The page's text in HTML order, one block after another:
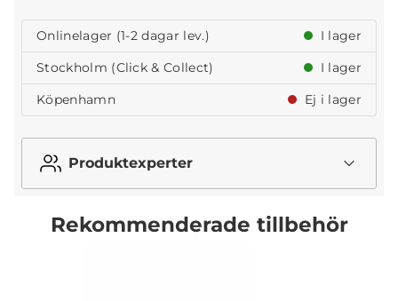
Onlinelager (1-2 dagar lev.)
I lager
Stockholm (Click & Collect)
I lager
Köpenhamn
Ej i lager
Produktexperter
Rekommenderade tillbehör